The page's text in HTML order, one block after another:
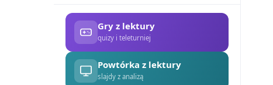
Gry z lektury
quizy i teleturniej
Powtórka z lektury
slajdy z analizą